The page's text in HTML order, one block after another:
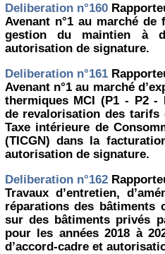
Deliberation n°160
Avenant n°1 au marché
gestion du maintien à
autorisation de signature.
Deliberation n°161
Avenant n°1 au marché
thermiques MCI (P1 - P2 -
de revalorisation des
Taxe intérieure de
(TICGN) dans la
autorisation de signature.
Deliberation n°162
Travaux d’entretien,
réparations des bâtiments
sur des bâtiments privés
pour les années 2018 à
d’accord-cadre et